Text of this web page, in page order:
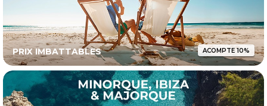
PRIX IMBATTABLES ACOMPTE 10%